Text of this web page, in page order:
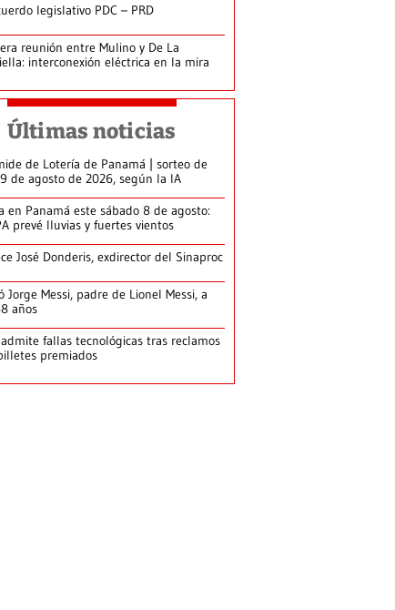
legislativo PDC – PRD
reunión entre Mulino y De La
interconexión eléctrica en la mira
Últimas noticias
de Lotería de Panamá | sorteo de
de agosto de 2026, según la IA
en Panamá este sábado 8 de agosto:
prevé lluvias y fuertes vientos
José Donderis, exdirector del Sinaproc
Jorge Messi, padre de Lionel Messi, a
años
fallas tecnológicas tras reclamos
premiados